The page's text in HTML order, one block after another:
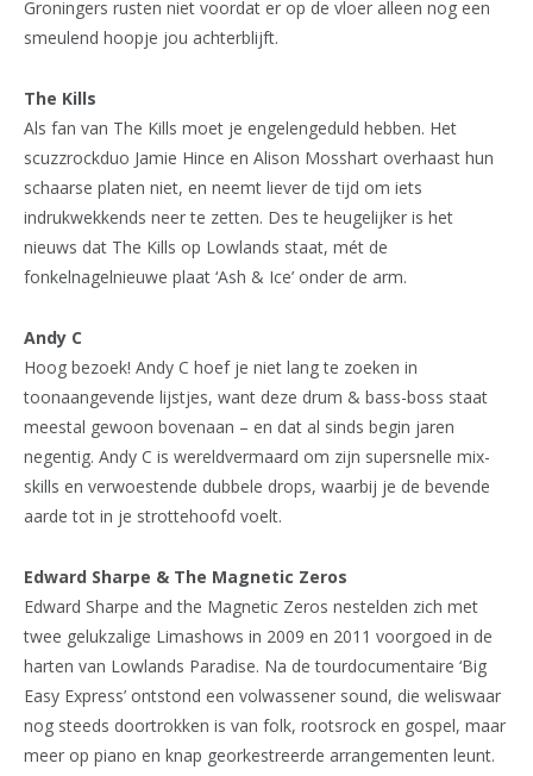
Groningers rusten niet voordat er op de vloer alleen nog een
smeulend hoopje jou achterblijft.
The Kills
Als fan van The Kills moet je engelengeduld hebben. Het
scuzzrockduo Jamie Hince en Alison Mosshart overhaast hun
schaarse platen niet, en neemt liever de tijd om iets
indrukwekkends neer te zetten. Des te heugelijker is het
nieuws dat The Kills op Lowlands staat, mét de
fonkelnagelnieuwe plaat ‘Ash & Ice’ onder de arm.
Andy C
Hoog bezoek! Andy C hoef je niet lang te zoeken in
toonaangevende lijstjes, want deze drum & bass-boss staat
meestal gewoon bovenaan – en dat al sinds begin jaren
negentig. Andy C is wereldvermaard om zijn supersnelle mix-
skills en verwoestende dubbele drops, waarbij je de bevende
aarde tot in je strottehoofd voelt.
Edward Sharpe & The Magnetic Zeros
Edward Sharpe and the Magnetic Zeros nestelden zich met
twee gelukzalige Limashows in 2009 en 2011 voorgoed in de
harten van Lowlands Paradise. Na de tourdocumentaire ‘Big
Easy Express’ ontstond een volwassener sound, die weliswaar
nog steeds doortrokken is van folk, rootsrock en gospel, maar
meer op piano en knap georkestreerde arrangementen leunt.